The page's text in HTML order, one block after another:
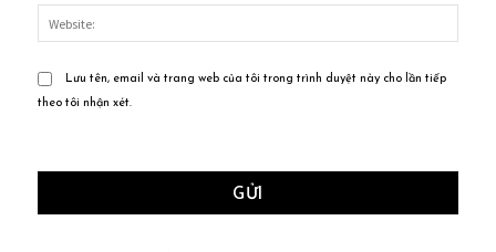
Lưu tên, email và trang web của tôi trong trình duyệt này cho lần tiếp
theo tôi nhận xét.